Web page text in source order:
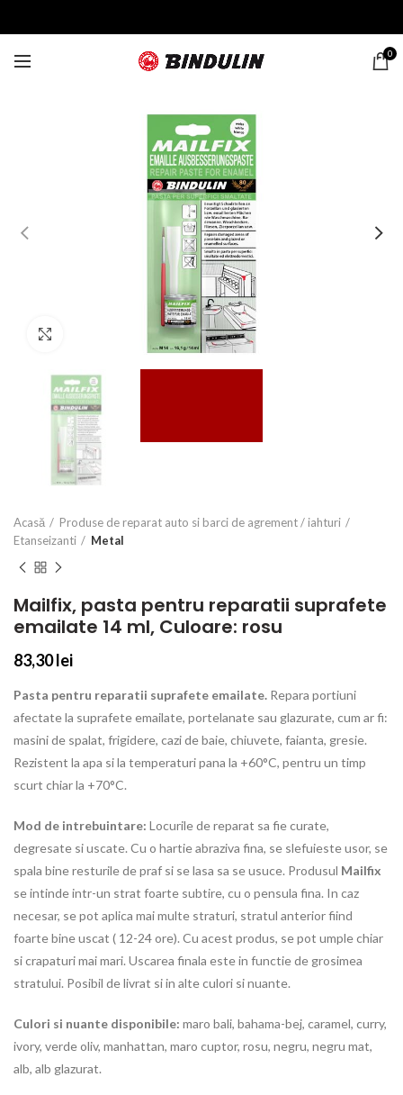
0
Acasă
Produse de reparat auto si barci de agrement / iahturi
Etanseizanti
Metal
Mailfix, pasta pentru reparatii suprafete
emailate 14 ml, Culoare: rosu
83,30lei
Pasta pentru reparatii suprafete emailate. Repara portiuni
afectate la suprafete emailate, portelanate sau glazurate, cum ar fi:
masini de spalat, frigidere, cazi de baie, chiuvete, faianta, gresie.
Rezistent la apa si la temperaturi pana la +60°C, pentru un timp
scurt chiar la +70°C.
Mod de intrebuintare: Locurile de reparat sa fie curate,
degresate si uscate. Cu o hartie abraziva fina, se slefuieste usor, se
spala bine resturile de praf si se lasa sa se usuce. Produsul Mailfix
se intinde intr-un strat foarte subtire, cu o pensula fina. In caz
necesar, se pot aplica mai multe straturi, stratul anterior fiind
foarte bine uscat ( 12-24 ore). Cu acest produs, se pot umple chiar
si crapaturi mai mari. Uscarea finala este in functie de grosimea
stratului. Posibil de livrat si in alte culori si nuante.
Culori si nuante disponibile: maro bali, bahama-bej, caramel, curry,
ivory, verde oliv, manhattan, maro cuptor, rosu, negru, negru mat,
alb, alb glazurat.